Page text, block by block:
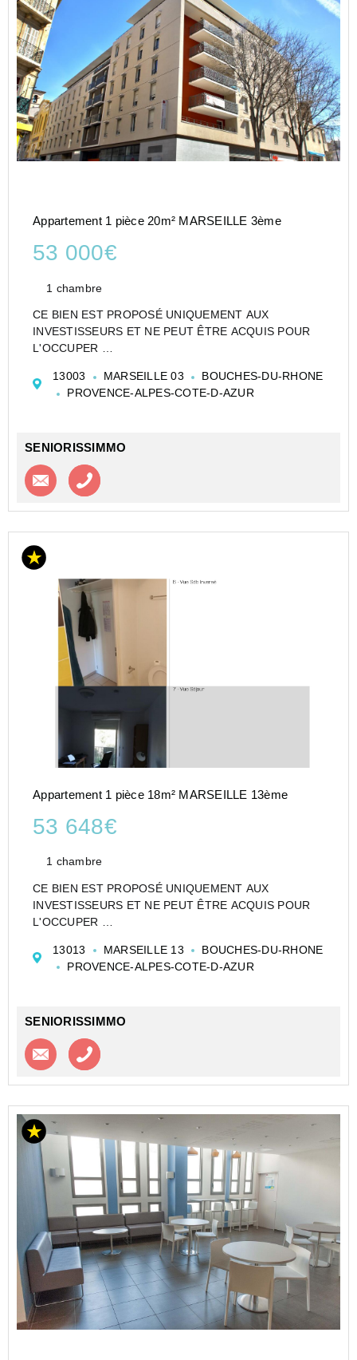
Appartement 1 pièce 20m² MARSEILLE 3ème
53 000€
1 chambre
CE BIEN EST PROPOSÉ UNIQUEMENT AUX
INVESTISSEURS ET NE PEUT ÊTRE ACQUIS POUR
L'OCCUPER
ÉTUDIANTE - LOT LMNP GÉRÉ PAR NEXITY STUDEA
- IDÉAL PREMIER INVESTISSEMENT
13003 MARSEILLE 03
BOUCHES-DU-RHONE
PROVENCE-ALPES-COTE-D-AZUR
SENIORISSIMMO
Contacter l'agence
Appartement 1 pièce 18m² MARSEILLE 13ème
53 648€
1 chambre
CE BIEN EST PROPOSÉ UNIQUEMENT AUX
INVESTISSEURS ET NE PEUT ÊTRE ACQUIS POUR
L'OCCUPER
ETUDIANTE DE TYPE STUDIO DE 18 M² À
MARSEILLE - LES ESTUDINES - MARSEILLE -
13013 MARSEILLE 13
BOUCHES-DU-RHONE
PROVENCE-ALPES-COTE-D-AZUR
SENIORISSIMMO
Contacter l'agence